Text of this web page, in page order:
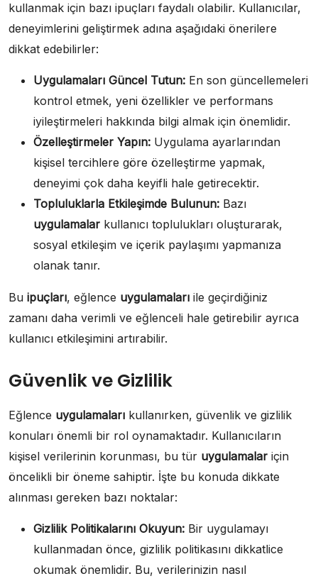
kullanmak için bazı ipuçları faydalı olabilir. Kullanıcılar,
deneyimlerini geliştirmek adına aşağıdaki önerilere
dikkat edebilirler:
Uygulamaları Güncel Tutun: En son güncellemeleri
kontrol etmek, yeni özellikler ve performans
iyileştirmeleri hakkında bilgi almak için önemlidir.
Özelleştirmeler Yapın: Uygulama ayarlarından
kişisel tercihlere göre özelleştirme yapmak,
deneyimi çok daha keyifli hale getirecektir.
Topluluklarla Etkileşimde Bulunun: Bazı
uygulamalar kullanıcı toplulukları oluşturarak,
sosyal etkileşim ve içerik paylaşımı yapmanıza
olanak tanır.
Bu ipuçları, eğlence uygulamaları ile geçirdiğiniz
zamanı daha verimli ve eğlenceli hale getirebilir ayrıca
kullanıcı etkileşimini artırabilir.
Güvenlik ve Gizlilik
Eğlence uygulamaları kullanırken, güvenlik ve gizlilik
konuları önemli bir rol oynamaktadır. Kullanıcıların
kişisel verilerinin korunması, bu tür uygulamalar için
öncelikli bir öneme sahiptir. İşte bu konuda dikkate
alınması gereken bazı noktalar:
Gizlilik Politikalarını Okuyun: Bir uygulamayı
kullanmadan önce, gizlilik politikasını dikkatlice
okumak önemlidir. Bu, verilerinizin nasıl